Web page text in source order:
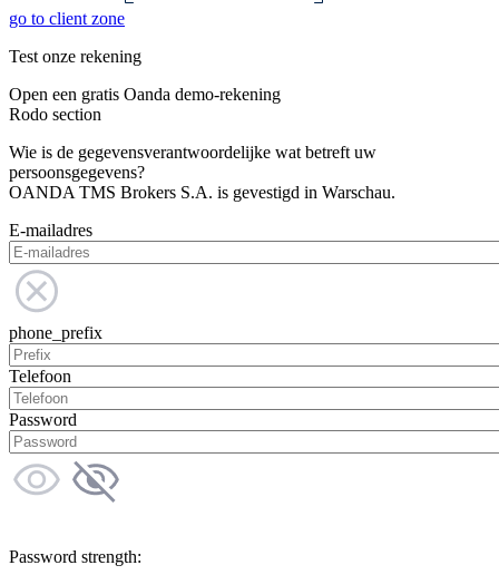
go to client zone
Test onze rekening
Open een gratis Oanda demo-rekening
Rodo section
Wie is de gegevensverantwoordelijke wat betreft uw
persoonsgegevens?
OANDA TMS Brokers S.A. is gevestigd in Warschau.
E-mailadres
phone_prefix
Telefoon
Password
Password strength: